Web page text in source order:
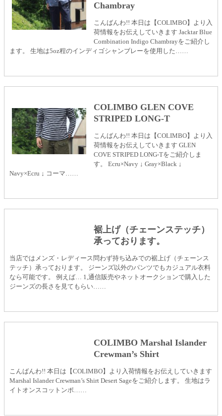
Chambray
こんばんわ!! 本日は【COLIMBO】より入
荷情報をお伝えしていきます Jacktar Blue
Combination Indigo Chambrayをご紹介し
ます。 生地は5oz程のインディゴシャンブレーを使用した……
COLIMBO GLEN COVE
STRIPED LONG-T
こんばんわ!! 本日は【COLIMBO】より入
荷情報をお伝えしていきます GLEN
COVE STRIPED LONG-Tをご紹介しま
す。 Ecru×Navy ↓ Gray×Black ↓
Navy×Ecru ↓ コーマ……
裾上げ（チェーンステッチ）
承っております。
当店ではメンズ・レディース問わず持ち込みでの裾上げ（チェーンス
テッチ）承っております。 ジーンズ以外のパンツでもカジュアル衣料
なら可能です。 例えば… 1,通信販売やネットオークションで購入した
ジーンズの長さを見てもらい……
COLIMBO Marshal Islander
Crewman’s Shirt
こんばんわ!! 本日は【COLIMBO】より入荷情報をお伝えしていきます
Marshal Islander Crewman’s Shirt Desert Sageをご紹介します。 生地はラ
イトオンスコットンポ……